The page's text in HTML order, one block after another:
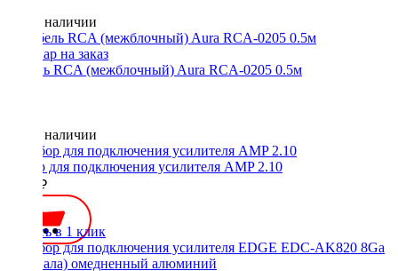
Нет в наличии
Кабель RCA (межблочный) Aura RCA-0205 0.5м
Нет в наличии
Набор для подключения усилителя AMP 2.10
2000 ₽
Купить в 1 клик